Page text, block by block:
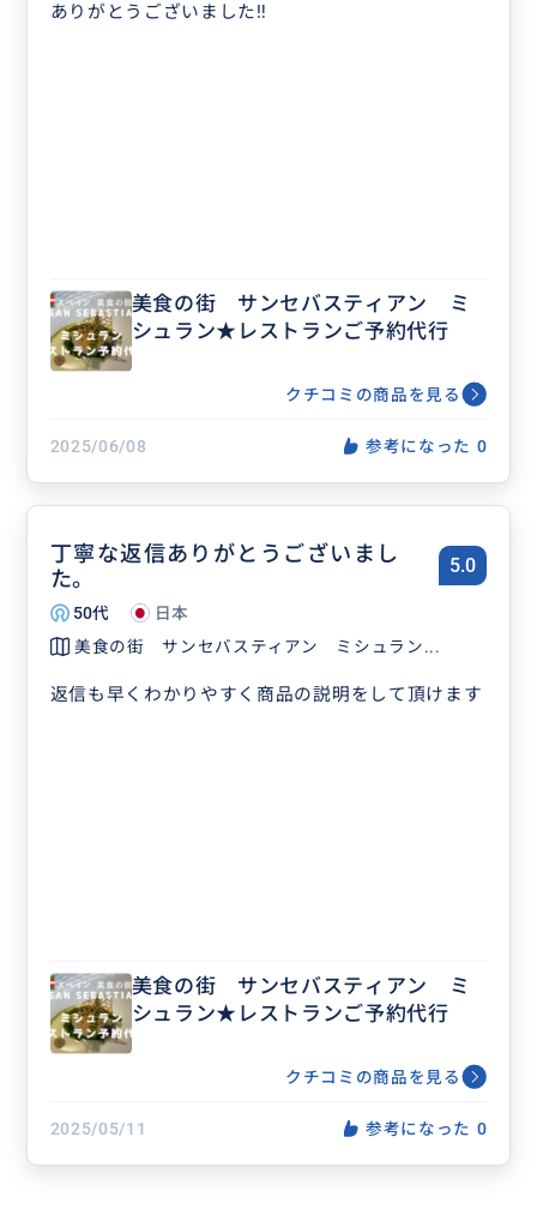
ありがとうございました‼︎
美食の街 サンセバスティアン ミ
シュラン★レストランご予約代行
クチコミの商品を見る
2025/06/08 参考になった 0
丁寧な返信ありがとうございまし
た。
5.0
50代
日本
美食の街 サンセバスティアン ミシュラン...
返信も早くわかりやすく商品の説明をして頂けます
美食の街 サンセバスティアン ミ
シュラン★レストランご予約代行
クチコミの商品を見る
2025/05/11 参考になった 0